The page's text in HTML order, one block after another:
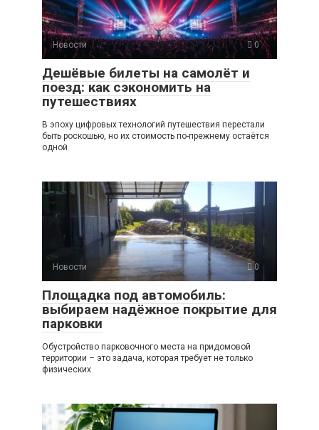
Новости 0
Дешёвые билеты на самолёт и
поезд: как сэкономить на
путешествиях
В эпоху цифровых технологий путешествия перестали
быть роскошью, но их стоимость по-прежнему остаётся
одной
Новости 0
Площадка под автомобиль:
выбираем надёжное покрытие для
парковки
Обустройство парковочного места на придомовой
территории – это задача, которая требует не только
физических